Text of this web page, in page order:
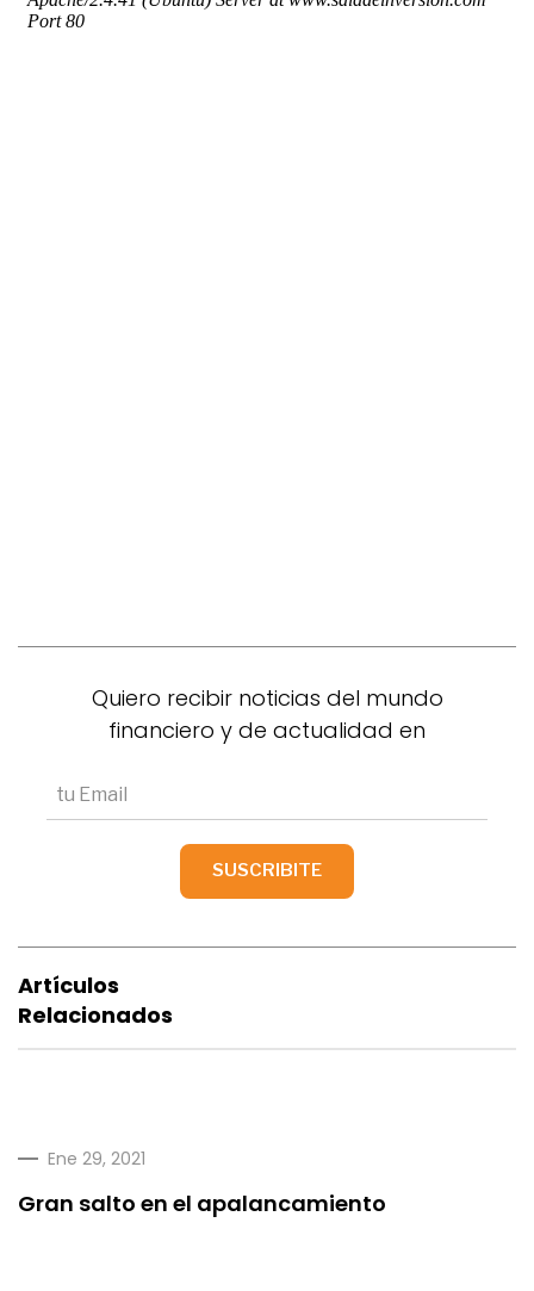
Quiero recibir noticias del mundo
financiero y de actualidad en
Artículos
Relacionados
Ene 29, 2021
Gran salto en el apalancamiento